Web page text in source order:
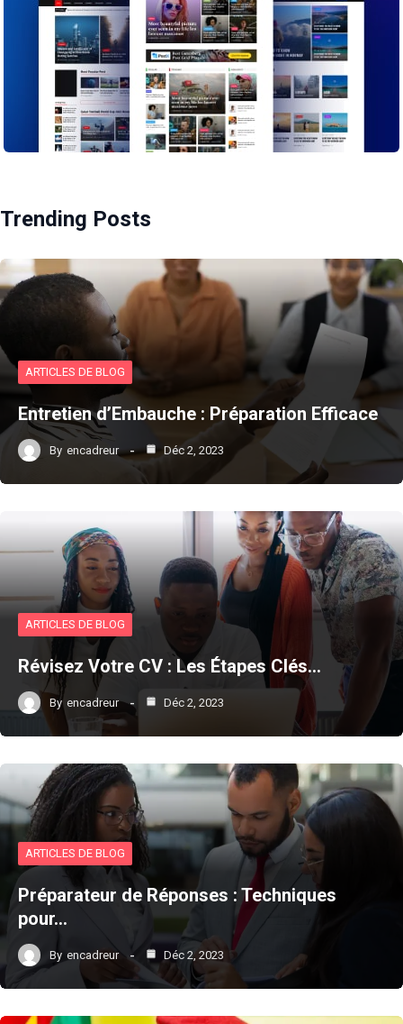
Trending Posts
ARTICLES DE BLOG
Entretien d’Embauche : Préparation Efficace
By encadreur Déc 2, 2023
ARTICLES DE BLOG
Révisez Votre CV : Les Étapes Clés…
By encadreur Déc 2, 2023
ARTICLES DE BLOG
Préparateur de Réponses : Techniques
pour…
By encadreur Déc 2, 2023